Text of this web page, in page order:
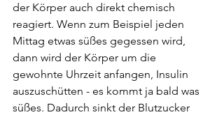
der Körper auch direkt chemisch
reagiert. Wenn zum Beispiel jeden
Mittag etwas süßes gegessen wird,
dann wird der Körper um die
gewohnte Uhrzeit anfangen, Insulin
auszuschütten - es kommt ja bald was
süßes. Dadurch sinkt der Blutzucker